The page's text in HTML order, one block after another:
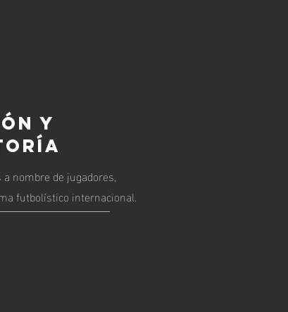
Y
nombre de jugadores,
futbolístico internacional.